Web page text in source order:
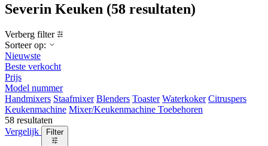
Severin Keuken (58 resultaten)
Verberg filter
Sorteer op:
Nieuwste
Beste verkocht
Prijs
Model nummer
Handmixers Staafmixer Blenders Toaster Waterkoker Citruspers
Keukenmachine Mixer/Keukenmachine Toebehoren
58 resultaten
Vergelijk
Filter